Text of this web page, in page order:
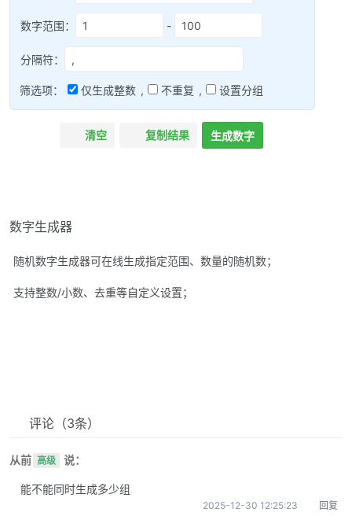
数字范围： -
分隔符：
筛选项： 仅生成整数 , 不重复 , 设置分组
清空 复制结果 生成数字
数字生成器
随机数字生成器可在线生成指定范围、数量的随机数；
支持整数/小数、去重等自定义设置；
评论 （3条）
从前 高级 说：
能不能同时生成多少组
2025-12-30 12:25:23 回复